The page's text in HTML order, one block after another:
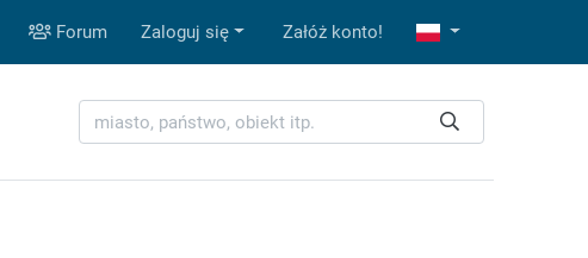
Forum Zaloguj się Załóż konto!